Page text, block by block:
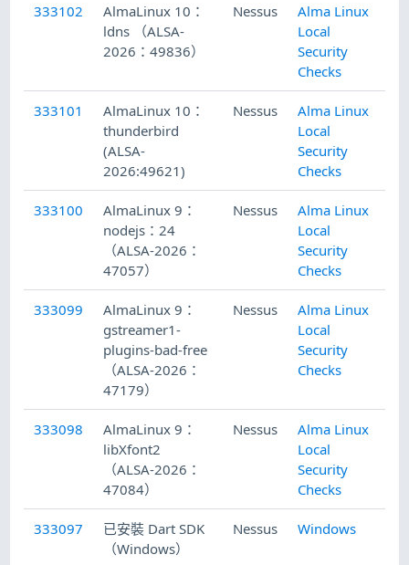
333102
AlmaLinux 10：
ldns （ALSA-
2026：49836）
Nessus
Alma Linux
Local
Security
Checks
333101
AlmaLinux 10：
thunderbird
(ALSA-
2026:49621)
Nessus
Alma Linux
Local
Security
Checks
333100
AlmaLinux 9：
nodejs：24
（ALSA-2026：
47057）
Nessus
Alma Linux
Local
Security
Checks
333099
AlmaLinux 9：
gstreamer1-
plugins-bad-free
（ALSA-2026：
47179）
Nessus
Alma Linux
Local
Security
Checks
333098
AlmaLinux 9：
libXfont2
（ALSA-2026：
47084）
Nessus
Alma Linux
Local
Security
Checks
333097
已安裝 Dart SDK
（Windows）
Nessus Windows